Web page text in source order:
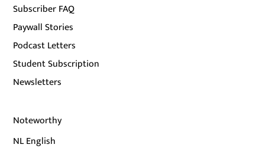
Subscriber FAQ
Paywall Stories
Podcast Letters
Student Subscription
Newsletters
Noteworthy
NL English